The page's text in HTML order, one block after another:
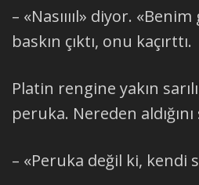
– «Nasııııl» diyor.
baskın çıktı, onu kaçırttı.
Platin rengine yakın
peruka. Nereden
– «Peruka değil ki, kendi